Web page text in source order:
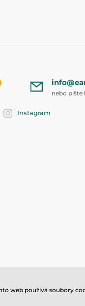
nebo pište
Instagram
web používá soubory